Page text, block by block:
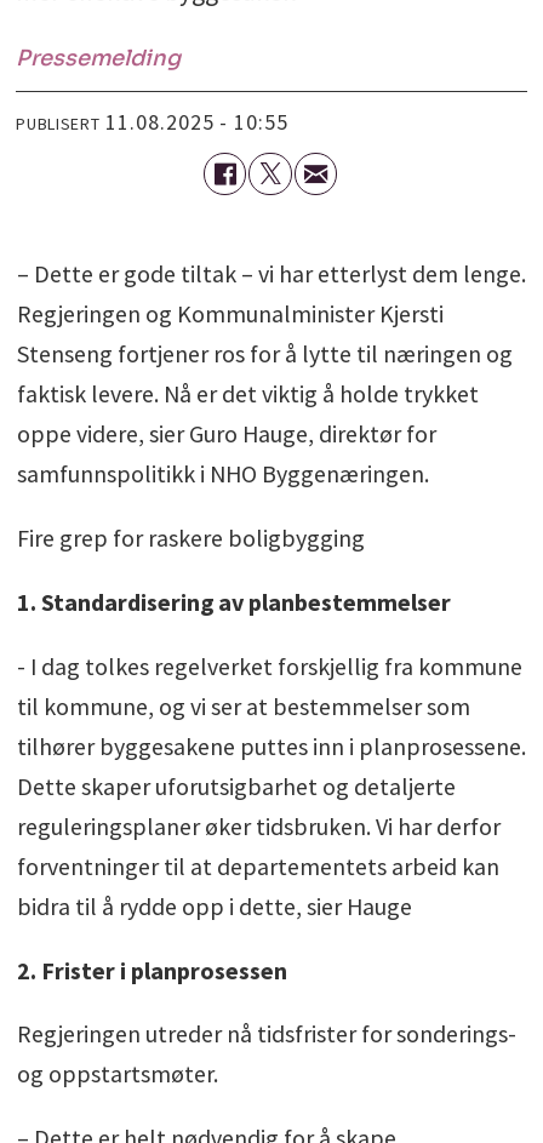
Pressemelding
PUBLISERT 11.08.2025 - 10:55
– Dette er gode tiltak – vi har etterlyst dem lenge.
Regjeringen og Kommunalminister Kjersti
Stenseng fortjener ros for å lytte til næringen og
faktisk levere. Nå er det viktig å holde trykket
oppe videre, sier Guro Hauge, direktør for
samfunnspolitikk i NHO Byggenæringen.
Fire grep for raskere boligbygging
1. Standardisering av planbestemmelser
- I dag tolkes regelverket forskjellig fra kommune
til kommune, og vi ser at bestemmelser som
tilhører byggesakene puttes inn i planprosessene.
Dette skaper uforutsigbarhet og detaljerte
reguleringsplaner øker tidsbruken. Vi har derfor
forventninger til at departementets arbeid kan
bidra til å rydde opp i dette, sier Hauge
2. Frister i planprosessen
Regjeringen utreder nå tidsfrister for sonderings-
og oppstartsmøter.